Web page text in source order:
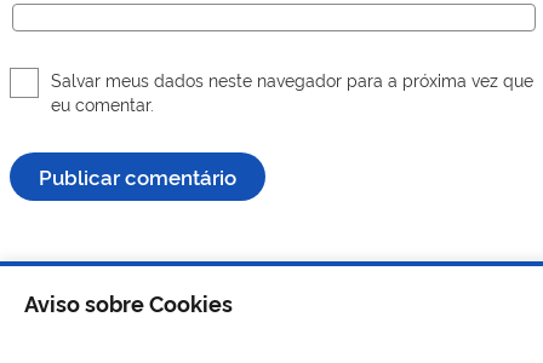
Salvar meus dados neste navegador para a próxima vez que
eu comentar.
Aviso sobre Cookies